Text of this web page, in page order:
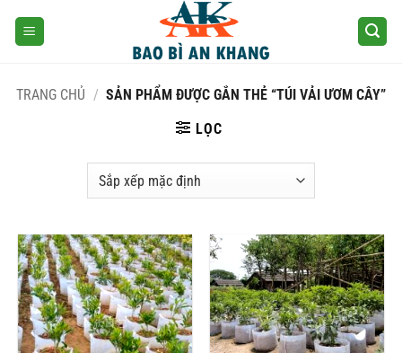
TRANG CHỦ / SẢN PHẨM ĐƯỢC GẮN THẺ “TÚI VẢI ƯƠM CÂY”
LỌC